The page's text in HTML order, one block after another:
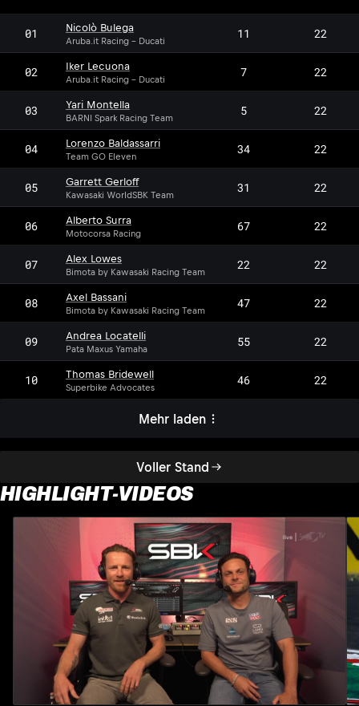
Voller Stand
01 Nicolò Bulega
Aruba.it Racing - Ducati 11 22
02 Iker Lecuona
Aruba.it Racing - Ducati 7 22
03 Yari Montella
BARNI Spark Racing Team 5 22
04 Lorenzo Baldassarri
Team GO Eleven 34 22
05 Garrett Gerloff
Kawasaki WorldSBK Team 31 22
06 Alberto Surra
Motocorsa Racing 67 22
07 Alex Lowes
Bimota by Kawasaki Racing Team 22 22
08 Axel Bassani
Bimota by Kawasaki Racing Team 47 22
09 Andrea Locatelli
Pata Maxus Yamaha 55 22
10 Thomas Bridewell
Superbike Advocates 46 22
Mehr laden
HIGHLIGHT-VIDEOS